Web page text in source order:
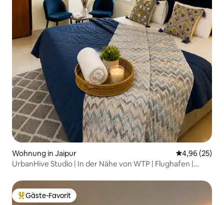
Wohnung in Jaipur
4,96 (25)
UrbanHive Studio | In der Nähe von WTP | Flughafen |
Beliebter Gäste-Favorit.
Gäste-Favorit